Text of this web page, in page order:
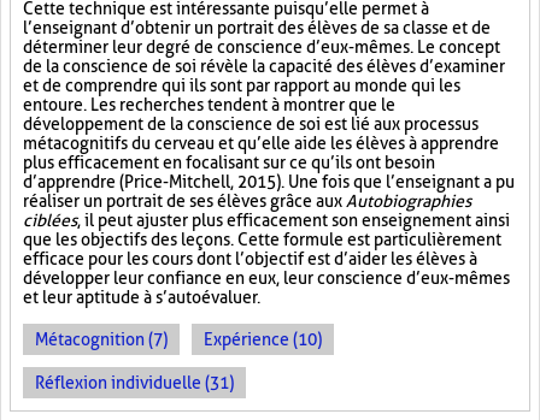
Cette technique est intéressante puisqu’elle permet à
l’enseignant d’obtenir un portrait des élèves de sa classe et de
déterminer leur degré de conscience d’eux-mêmes. Le concept
de la conscience de soi révèle la capacité des élèves d’examiner
et de comprendre qui ils sont par rapport au monde qui les
entoure. Les recherches tendent à montrer que le
développement de la conscience de soi est lié aux processus
métacognitifs du cerveau et qu’elle aide les élèves à apprendre
plus efficacement en focalisant sur ce qu’ils ont besoin
d’apprendre (Price-Mitchell, 2015). Une fois que l’enseignant a pu
réaliser un portrait de ses élèves grâce aux Autobiographies
ciblées, il peut ajuster plus efficacement son enseignement ainsi
que les objectifs des leçons. Cette formule est particulièrement
efficace pour les cours dont l’objectif est d’aider les élèves à
développer leur confiance en eux, leur conscience d’eux-mêmes
et leur aptitude à s’autoévaluer.
Métacognition (7) Expérience (10)
Réflexion individuelle (31)